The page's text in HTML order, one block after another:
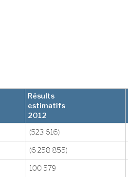
Résults
estimatifs
2012
(523 616)
(6 258 855)
100 579